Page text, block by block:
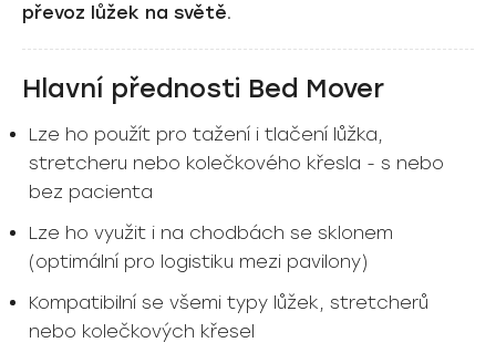
převoz lůžek na světě.
Hlavní přednosti Bed Mover
Lze ho použít pro tažení i tlačení lůžka,
stretcheru nebo kolečkového křesla - s nebo
bez pacienta
Lze ho využit i na chodbách se sklonem
(optimální pro logistiku mezi pavilony)
Kompatibilní se všemi typy lůžek, stretcherů
nebo kolečkových křesel